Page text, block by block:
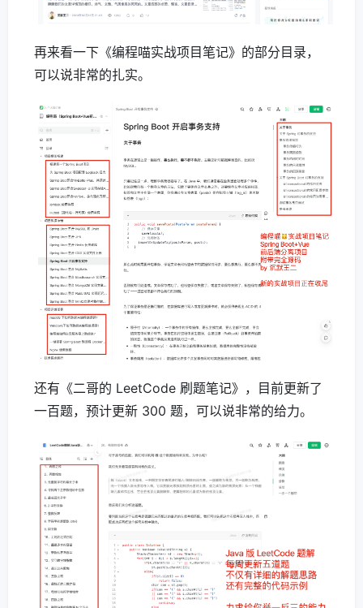
再来看一下《编程喵实战项目笔记》的部分目录，
可以说非常的扎实。
还有《二哥的 LeetCode 刷题笔记》，目前更新了
一百题，预计更新 300 题，可以说非常的给力。